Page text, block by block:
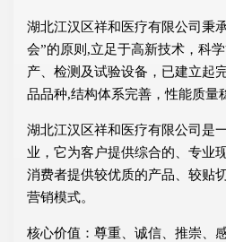
湖北江汉区祥和医疗有限公司秉
会”的原则,立足于高新技术，科
产、检测及试验设备，已建立起
品品种,结构体系完善，性能质量
湖北江汉区祥和医疗有限公司是
业，它为客户提供综合的、专业
消费者提供较优质的产品、较贴
营销模式。
核心价值：尊重、诚信、推崇、